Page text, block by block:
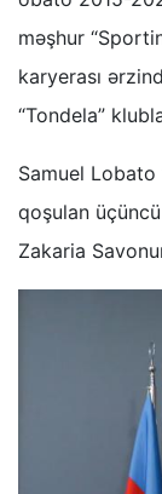
məşhur
karyerası
“Tondela”
Samuel
qoşulan
Zakaria